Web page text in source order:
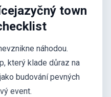
town
náhodou.
který klade důraz na
budování pevných
event.